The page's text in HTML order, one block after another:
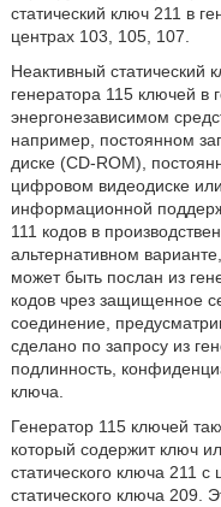
статический ключ 211 в
центрах 103, 105, 107.
Неактивный статический
генератора 115 ключей в
энергонезависимом
например, постоянном
диске (CD-ROM),
цифровом видеодиске
информационной
111 кодов в
альтернативном
может быть послан из
кодов чрез защищенное
соединение,
сделано по запросу из
подлинность,
ключа.
Генератор 115 ключей
который содержит ключ
статического ключа 211
статического ключа 209.